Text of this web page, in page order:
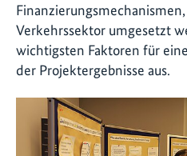
Verkehrssektor umgesetzt
wichtigsten Faktoren für
der Projektergebnisse aus.